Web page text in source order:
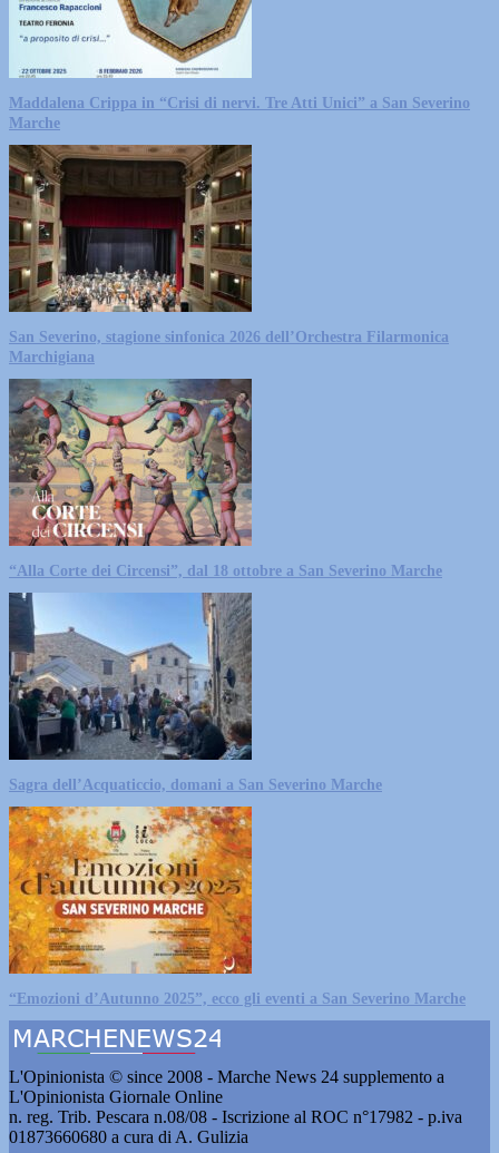
Maddalena Crippa in “Crisi di nervi. Tre Atti Unici” a San Severino
Marche
San Severino, stagione sinfonica 2026 dell’Orchestra Filarmonica
Marchigiana
“Alla Corte dei Circensi”, dal 18 ottobre a San Severino Marche
Sagra dell’Acquaticcio, domani a San Severino Marche
“Emozioni d’Autunno 2025”, ecco gli eventi a San Severino Marche
L'Opinionista © since 2008 - Marche News 24 supplemento a
L'Opinionista Giornale Online
n. reg. Trib. Pescara n.08/08 - Iscrizione al ROC n°17982 - p.iva
01873660680 a cura di A. Gulizia